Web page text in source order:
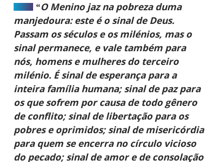
“O Menino jaz na pobreza duma
manjedoura: este é o sinal de Deus.
Passam os séculos e os milénios, mas o
sinal permanece, e vale também para
nós, homens e mulheres do terceiro
milénio. É sinal de esperança para a
inteira família humana; sinal de paz para
os que sofrem por causa de todo gênero
de conflito; sinal de libertação para os
pobres e oprimidos; sinal de misericórdia
para quem se encerra no círculo vicioso
do pecado; sinal de amor e de consolação